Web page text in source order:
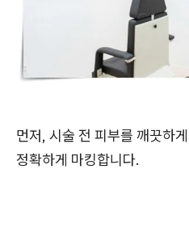
먼저, 시술 전 피부를 깨끗하
정확하게 마킹합니다.